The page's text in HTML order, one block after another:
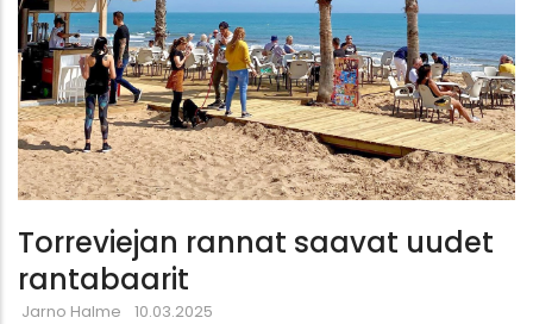
Torreviejan rannat saavat uudet
rantabaarit
Jarno Halme 10.03.2025